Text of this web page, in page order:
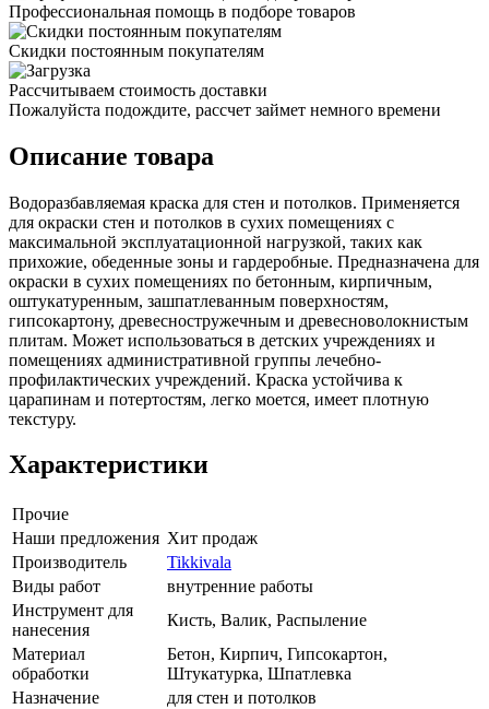
Профессиональная помощь в подборе товаров
Скидки постоянным покупателям
Рассчитываем стоимость доставки
Пожалуйста подождите, рассчет займет немного времени
Описание товара
Водоразбавляемая краска для стен и потолков. Применяется
для окраски стен и потолков в сухих помещениях с
максимальной эксплуатационной нагрузкой, таких как
прихожие, обеденные зоны и гардеробные. Предназначена для
окраски в сухих помещениях по бетонным, кирпичным,
оштукатуренным, зашпатлеванным поверхностям,
гипсокартону, древесностружечным и древесноволокнистым
плитам. Может использоваться в детских учреждениях и
помещениях административной группы лечебно-
профилактических учреждений. Краска устойчива к
царапинам и потертостям, легко моется, имеет плотную
текстуру.
Характеристики
Прочие
Наши предложения Хит продаж
Производитель
Tikkivala
Виды работ
внутренние работы
Инструмент для
нанесения
Кисть, Валик, Распыление
Материал
обработки
Бетон, Кирпич, Гипсокартон,
Штукатурка, Шпатлевка
Назначение
для стен и потолков